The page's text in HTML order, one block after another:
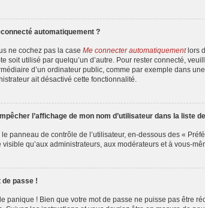
automatiquement ?
ne cochez pas la case Me connecter automatiquementlors
soit utilisé par quelqu’un d’autre. Pour rester connecté,
d’un ordinateur public, comme par exemple dans
ait désactivé cette fonctionnalité.
l’affichage de mon nom d’utilisateur dans la liste
le panneau de contrôle de l’utilisateur, en-dessous des «
visible qu’aux administrateurs, aux modérateurs et à vous-
de passe !
panique ! Bien que votre mot de passe ne puisse pas être